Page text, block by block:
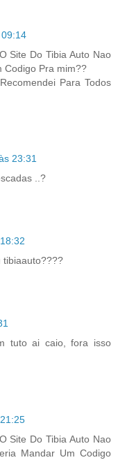
Site Do Tibia Auto Nao
Codigo Pra mim??
Para Todos
23:31
..?
tibiaauto????
tuto ai caio, fora isso
Site Do Tibia Auto Nao
Mandar Um Codigo